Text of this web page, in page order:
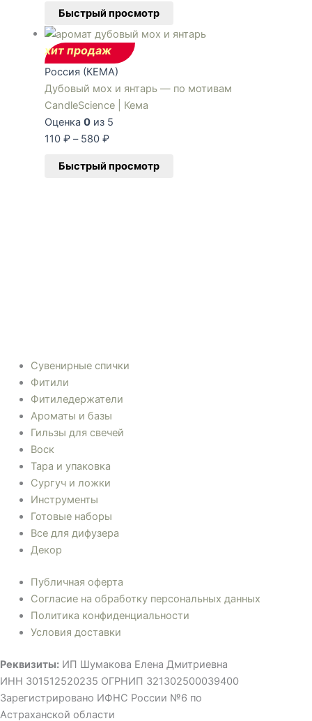
Быстрый просмотр
хит продаж
Россия (КЕМА)
Дубовый мох и янтарь — по мотивам
CandleScience | Кема
Оценка 0из 5
110 ₽ – 580 ₽
Быстрый просмотр
Сувенирные спички
Фитили
Фитиледержатели
Ароматы и базы
Гильзы для свечей
Воск
Тара и упаковка
Сургуч и ложки
Инструменты
Готовые наборы
Все для дифузера
Декор
Публичная оферта
Согласие на обработку персональных данных
Политика конфиденциальности
Условия доставки
Реквизиты: ИП Шумакова Елена Дмитриевна
ИНН 301512520235 ОГРНИП 321302500039400
Зарегистрировано ИФНС России №6 по
Астраханской области